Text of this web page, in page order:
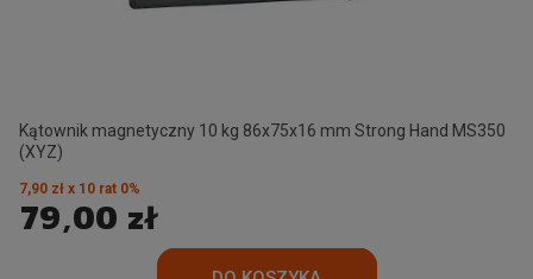
Kątownik magnetyczny 10 kg 86x75x16 mm Strong Hand MS350
(XYZ)
79,00 zł
7,90 zł x 10 rat 0%